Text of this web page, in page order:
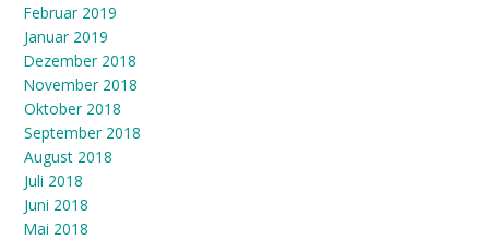
Februar 2019
Januar 2019
Dezember 2018
November 2018
Oktober 2018
September 2018
August 2018
Juli 2018
Juni 2018
Mai 2018